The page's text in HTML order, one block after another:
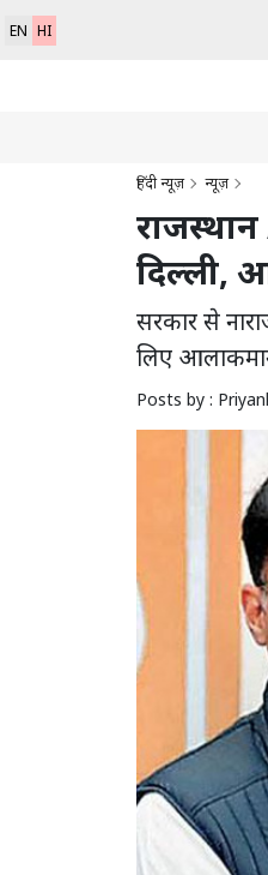
EN HI
हिंदी न्यूज़ न्यूज़
दिल्ली,
सरकार से
लिए
Posts by :